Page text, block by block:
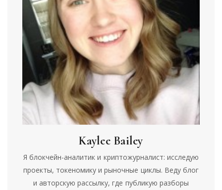
Kaylee Bailey
Я блокчейн-аналитик и криптожурналист: исследую
проекты, токеномику и рыночные циклы. Веду блог
и авторскую рассылку, где публикую разборы